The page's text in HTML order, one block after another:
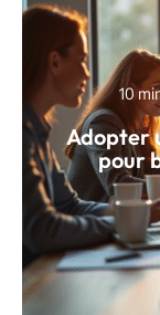
10
Adopter
pour